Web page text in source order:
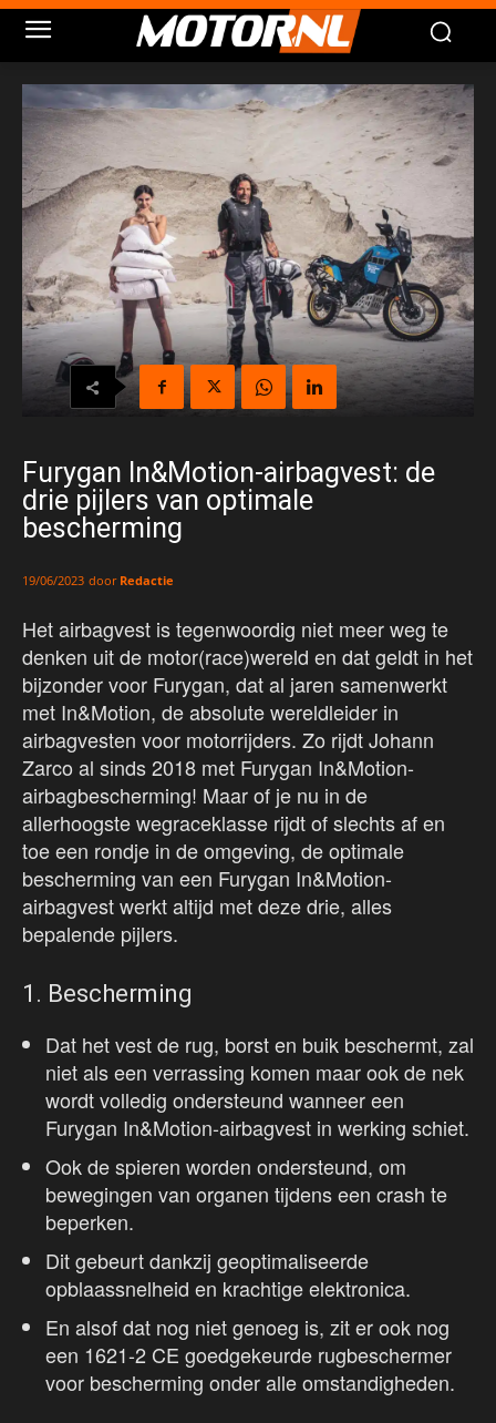
Furygan In&Motion-airbagvest: de
drie pijlers van optimale
bescherming
19/06/2023 door Redactie
Het airbagvest is tegenwoordig niet meer weg te
denken uit de motor(race)wereld en dat geldt in het
bijzonder voor Furygan, dat al jaren samenwerkt
met In&Motion, de absolute wereldleider in
airbagvesten voor motorrijders. Zo rijdt Johann
Zarco al sinds 2018 met Furygan In&Motion-
airbagbescherming! Maar of je nu in de
allerhoogste wegraceklasse rijdt of slechts af en
toe een rondje in de omgeving, de optimale
bescherming van een Furygan In&Motion-
airbagvest werkt altijd met deze drie, alles
bepalende pijlers.
1. Bescherming
Dat het vest de rug, borst en buik beschermt, zal
niet als een verrassing komen maar ook de nek
wordt volledig ondersteund wanneer een
Furygan In&Motion-airbagvest in werking schiet.
Ook de spieren worden ondersteund, om
bewegingen van organen tijdens een crash te
beperken.
Dit gebeurt dankzij geoptimaliseerde
opblaassnelheid en krachtige elektronica.
En alsof dat nog niet genoeg is, zit er ook nog
een 1621-2 CE goedgekeurde rugbeschermer
voor bescherming onder alle omstandigheden.